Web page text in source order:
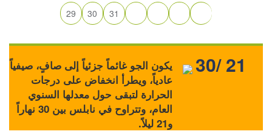
29 30 31
يكون الجو غائماً جزئياً إلى صافٍ، صيفياً
عادياً، ويطرأ انخفاض على درجات
الحرارة لتبقى حول معدلها السنوي
العام، وتتراوح في نابلس بين 30 نهاراً
و21 ليلاً.
30/ 21